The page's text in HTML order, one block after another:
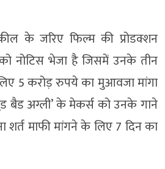
के जरिए फिल्म की प्रोडक्शन
नोटिस भेजा है जिसमें उनके तीन
5 करोड़ रुपये का मुआवजा मांगा
बैड अग्ली’ के मेकर्स को उनके गाने
शर्त माफी मांगने के लिए 7 दिन का